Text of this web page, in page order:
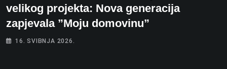
velikog projekta: Nova generacija
zapjevala ”Moju domovinu”
16. SVIBNJA 2026.